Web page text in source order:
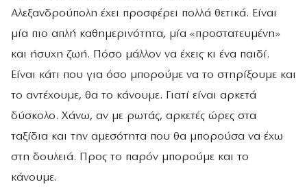
Αλεξανδρούπολη έχει προσφέρει πολλά θετικά. Είναι
μία πιο απλή καθημερινότητα, μία «προστατευμένη»
και ήσυχη ζωή. Πόσο μάλλον να έχεις κι ένα παιδί.
Είναι κάτι που για όσο μπορούμε να το στηρίξουμε και
το αντέχουμε, θα το κάνουμε. Γιατί είναι αρκετά
δύσκολο. Χάνω, αν με ρωτάς, αρκετές ώρες στα
ταξίδια και την αμεσότητα που θα μπορούσα να έχω
στη δουλειά. Προς το παρόν μπορούμε και το
κάνουμε.